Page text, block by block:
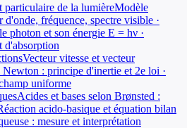
particulaire de la lumièreModèle
fréquence, spectre visible ·
photon et son énergie E = hν ·
d'absorption
Vecteur vitesse et vecteur
Newton : principe d'inertie et 2e loi ·
uniforme
Acides et bases selon Brønsted :
acido-basique et équation bilan
: mesure et interprétation